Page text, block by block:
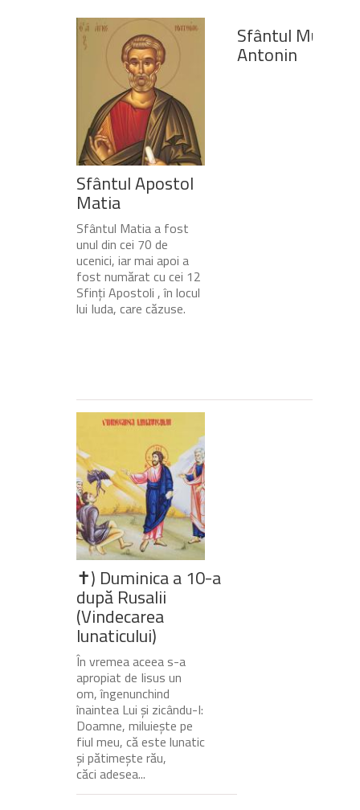
Sfântul Apostol
Matia
Sfântul Matia a fost
unul din cei 70 de
ucenici, iar mai apoi a
fost numărat cu cei 12
Sfinți Apostoli , în locul
lui Iuda, care căzuse.
Sfântul Mucenic
Antonin
✝) Duminica a 10-a
după Rusalii
(Vindecarea
lunaticului)
În vremea aceea s-a
apropiat de Iisus un
om, îngenunchind
înaintea Lui și zicându-I:
Doamne, miluiește pe
fiul meu, că este lunatic
și pătimește rău,
căci adesea...